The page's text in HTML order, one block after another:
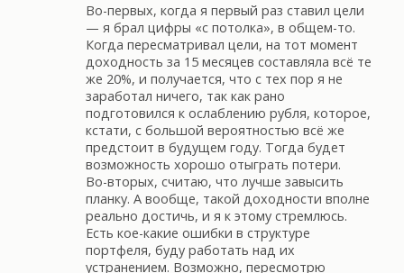
Во-первых, когда я первый раз ставил цели
— я брал цифры «с потолка», в общем-то.
Когда пересматривал цели, на тот момент
доходность за 15 месяцев составляла всё те
же 20%, и получается, что с тех пор я не
заработал ничего, так как рано
подготовился к ослаблению рубля, которое,
кстати, с большой вероятностью всё же
предстоит в будущем году. Тогда будет
возможность хорошо отыграть потери.
Во-вторых, считаю, что лучше завысить
планку. А вообще, такой доходности вполне
реально достичь, и я к этому стремлюсь.
Есть кое-какие ошибки в структуре
портфеля, буду работать над их
устранением. Возможно, пересмотрю